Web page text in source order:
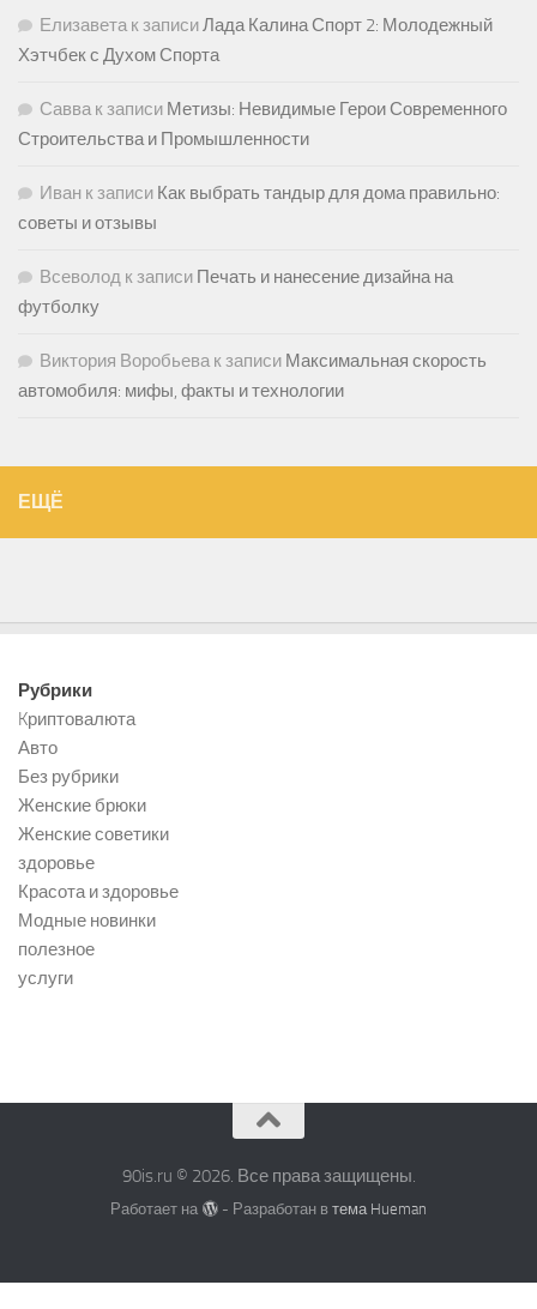
Елизаветак записиЛада Калина Спорт 2: Молодежный
Хэтчбек с Духом Спорта
Саввак записи Метизы: Невидимые Герои Современного
Строительства и Промышленности
Иван к записи Как выбрать тандыр для дома правильно:
советы и отзывы
Всеволод к записи Печать и нанесение дизайна на
футболку
Виктория Воробьевак записи Максимальная скорость
автомобиля: мифы, факты и технологии
ЕЩЁ
Рубрики
Kриптовалюта
Авто
Без рубрики
Женские брюки
Женские советики
здоровье
Красота и здоровье
Модные новинки
полезное
услуги
90is.ru © 2026. Все права защищены.
Работает на - Разработан в тема Hueman